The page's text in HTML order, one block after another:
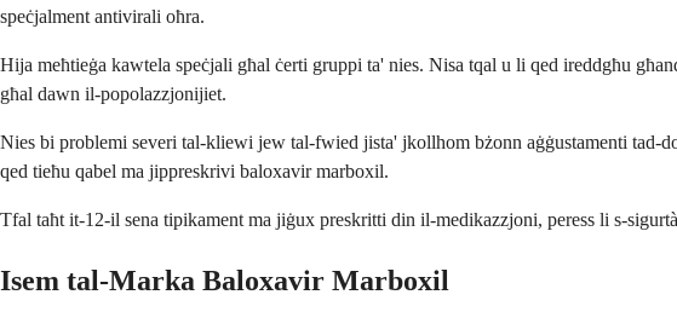
speċjalment antivirali oħra.
Hija meħtieġa kawtela speċjali għal ċerti gruppi ta' nies. Nisa tqal u li qed ireddgħu
għal dawn il-popolazzjonijiet.
Nies bi problemi severi tal-kliewi jew tal-fwied jista' jkollhom bżonn aġġustamenti tad-
qed tieħu qabel ma jippreskrivi baloxavir marboxil.
Tfal taħt it-12-il sena tipikament ma jiġux preskritti din il-medikazzjoni, peress li s-
Isem tal-Marka Baloxavir Marboxil